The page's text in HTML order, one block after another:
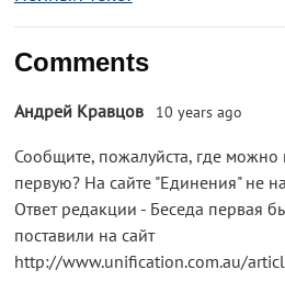
Comments
Андрей Кравцов 10 years ago
Сообщите, пожалуйста, где можно
первую? На сайте "Единения" не
Ответ редакции - Беседа первая
поставили на сайт
http://www.unification.com.au/